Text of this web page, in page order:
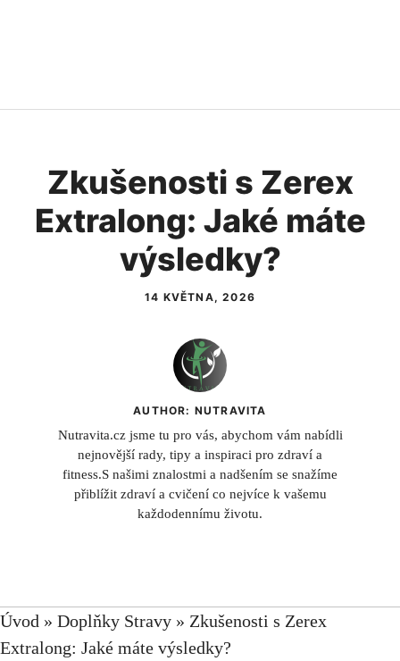
Zkušenosti s Zerex
Extralong: Jaké máte
výsledky?
14 KVĚTNA, 2026
AUTHOR: NUTRAVITA
Nutravita.cz jsme tu pro vás, abychom vám nabídli
nejnovější rady, tipy a inspiraci pro zdraví a
fitness.S našimi znalostmi a nadšením se snažíme
přiblížit zdraví a cvičení co nejvíce k vašemu
každodennímu životu.
Úvod » Doplňky Stravy » Zkušenosti s Zerex
Extralong: Jaké máte výsledky?